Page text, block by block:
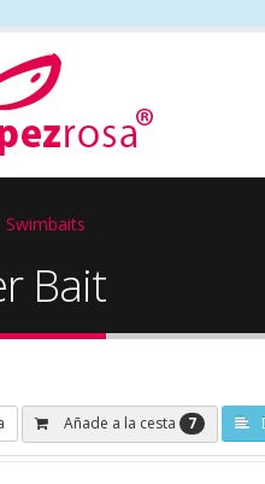
Swimbaits
Bait
Añade a la cesta 7